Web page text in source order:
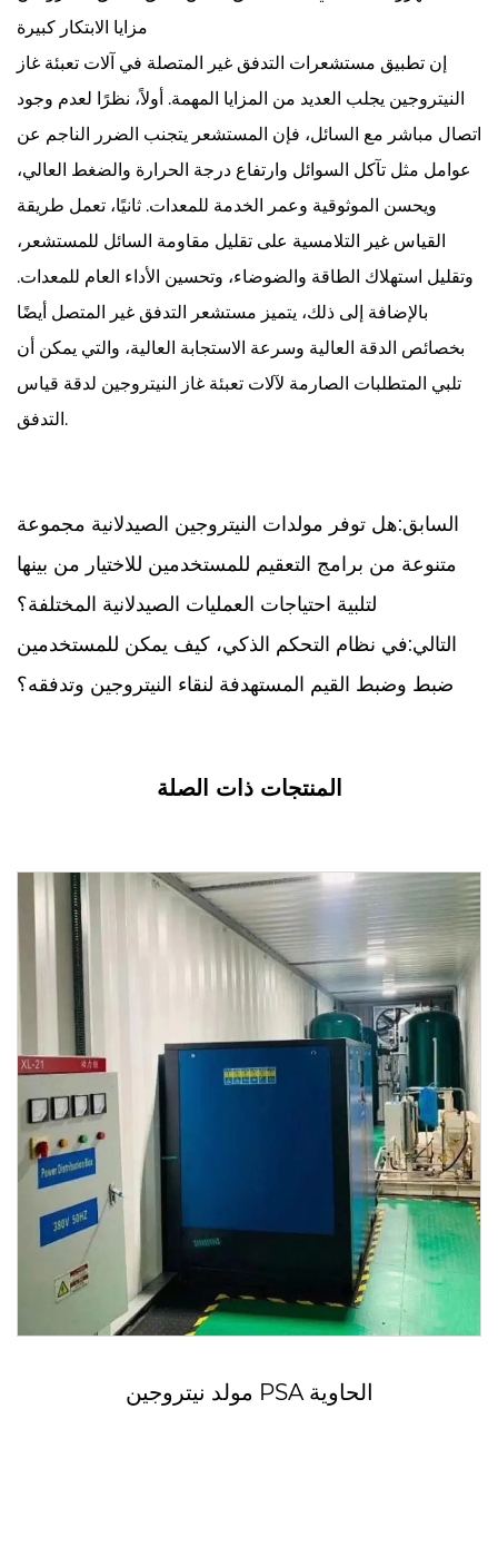
مزايا الابتكار كبيرة
إن تطبيق مستشعرات التدفق غير المتصلة في آلات تعبئة غاز
النيتروجين يجلب العديد من المزايا المهمة. أولاً، نظرًا لعدم وجود
اتصال مباشر مع السائل، فإن المستشعر يتجنب الضرر الناجم عن
عوامل مثل تآكل السوائل وارتفاع درجة الحرارة والضغط العالي،
ويحسن الموثوقية وعمر الخدمة للمعدات. ثانيًا، تعمل طريقة
القياس غير التلامسية على تقليل مقاومة السائل للمستشعر،
وتقليل استهلاك الطاقة والضوضاء، وتحسين الأداء العام للمعدات.
بالإضافة إلى ذلك، يتميز مستشعر التدفق غير المتصل أيضًا
بخصائص الدقة العالية وسرعة الاستجابة العالية، والتي يمكن أن
تلبي المتطلبات الصارمة لآلات تعبئة غاز النيتروجين لدقة قياس
التدفق.
السابق:هل توفر مولدات النيتروجين الصيدلانية مجموعة
متنوعة من برامج التعقيم للمستخدمين للاختيار من بينها
لتلبية احتياجات العمليات الصيدلانية المختلفة؟
التالي:في نظام التحكم الذكي، كيف يمكن للمستخدمين
ضبط وضبط القيم المستهدفة لنقاء النيتروجين وتدفقه؟
المنتجات ذات الصلة
مولد نيتروجين PSA الحاوية